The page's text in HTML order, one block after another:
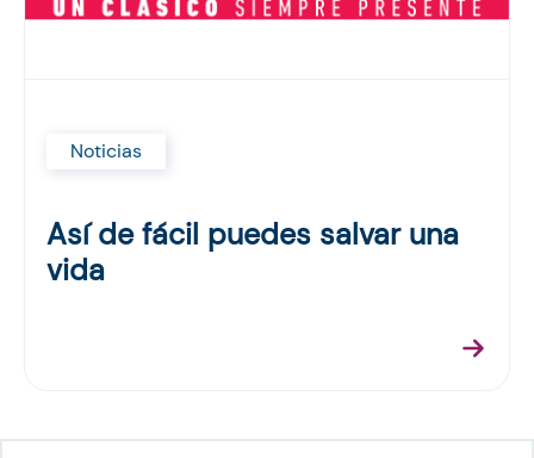
Noticias
Así de fácil puedes salvar una
vida